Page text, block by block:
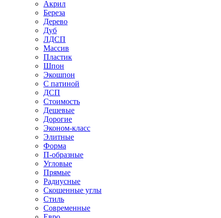
Акрил
Береза
Дерево
Дуб
ЛДСП
Массив
Пластик
Шпон
Экошпон
С патиной
ДСП
Стоимость
Дешевые
Дорогие
Эконом-класс
Элитные
Форма
П-образные
Угловые
Прямые
Радиусные
Скошенные углы
Стиль
Современные